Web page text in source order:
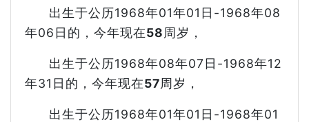
出生于公历1968年01年01日-1968年08
年06日的，今年现在58周岁，
出生于公历1968年08年07日-1968年12
年31日的，今年现在57周岁，
出生于公历1968年01年01日-1968年01